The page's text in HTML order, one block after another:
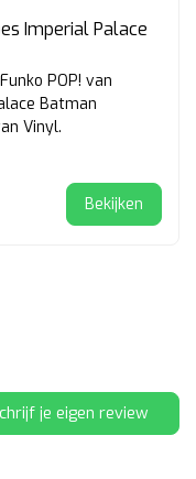
Imperial Palace
POP! van
Batman
Vinyl.
Bekijken
je eigen review